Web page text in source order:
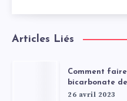
Articles Liés
Comment
bicarbonate
26 avril 2023